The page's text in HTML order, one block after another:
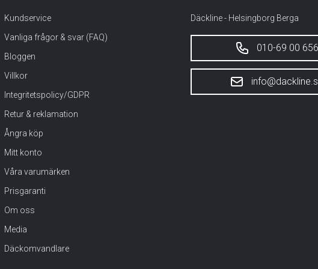
Kundservice
Vanliga frågor & svar (FAQ)
Bloggen
Villkor
Integritetspolicy/GDPR
Retur & reklamation
Ångra köp
Mitt konto
Våra varumärken
Prisgaranti
Om oss
Media
Däckomvandlare
Däckline - Helsingborg Berga
010-69 00 656